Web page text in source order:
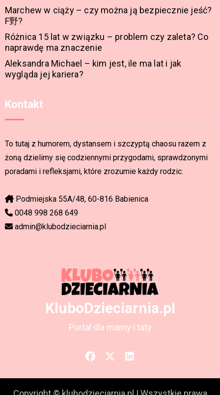
Marchew w ciąży – czy można ją bezpiecznie jeść?
F野?
Różnica 15 lat w związku – problem czy zaleta? Co
naprawdę ma znaczenie
Aleksandra Michael – kim jest, ile ma lat i jak
wygląda jej kariera?
Kontakt
To tutaj z humorem, dystansem i szczyptą chaosu razem z
żoną dzielimy się codziennymi przygodami, sprawdzonymi
poradami i refleksjami, które zrozumie każdy rodzic.
Podmiejska 55A/48, 60-816 Babienica
0048 998 268 649
admin@klubodzieciarnia.pl
KluboDzieciarnia.pl
Portal dla mamy i taty